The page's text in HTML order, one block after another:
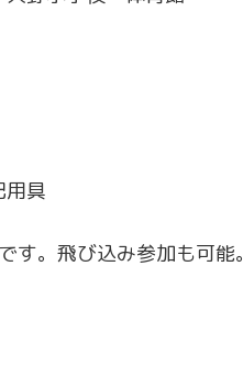
具
す。飛び込み参加も可能。